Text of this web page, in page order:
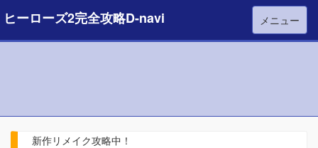
メニュー
ヒーローズ2完全攻略D-navi
新作リメイク攻略中！